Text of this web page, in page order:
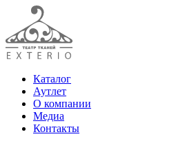
Каталог
Аутлет
О компании
Медиа
Контакты